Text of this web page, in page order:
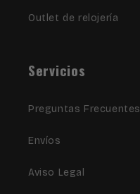
Outlet de relojería
Servicios
Preguntas Frecuentes
Envíos
Aviso Legal